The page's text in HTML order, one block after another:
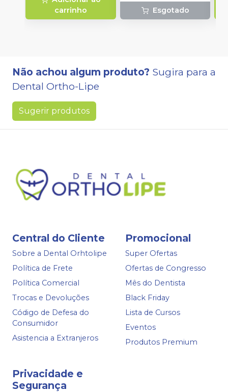
carrinho
Esgotado
Não achou algum produto? Sugira para a
Dental Ortho-Lipe
Sugerir produtos
Central do Cliente
Sobre a Dental Orhtolipe
Política de Frete
Política Comercial
Trocas e Devoluções
Código de Defesa do
Consumidor
Asistencia a Extranjeros
Promocional
Super Ofertas
Ofertas de Congresso
Mês do Dentista
Black Friday
Lista de Cursos
Eventos
Produtos Premium
Privacidade e
Segurança